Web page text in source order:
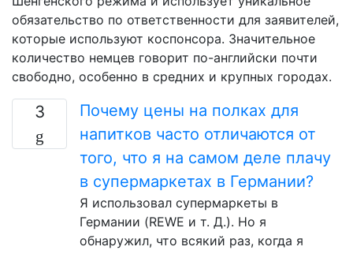
обязательство по ответственности для заявителей,
которые используют коспонсора. Значительное
количество немцев говорит по-английски почти
свободно, особенно в средних и крупных городах.
3
Почему цены на полках для
напитков часто отличаются от
того, что я на самом деле плачу
в супермаркетах в Германии?
Я использовал супермаркеты в
Германии (REWE и т. Д.). Но я
обнаружил, что всякий раз, когда я